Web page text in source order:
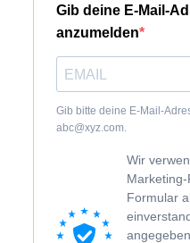
Gib deine E-Mail-
anzumelden
Gib bitte deine E-Mail-
abc@xyz.com.
Wir
Formular